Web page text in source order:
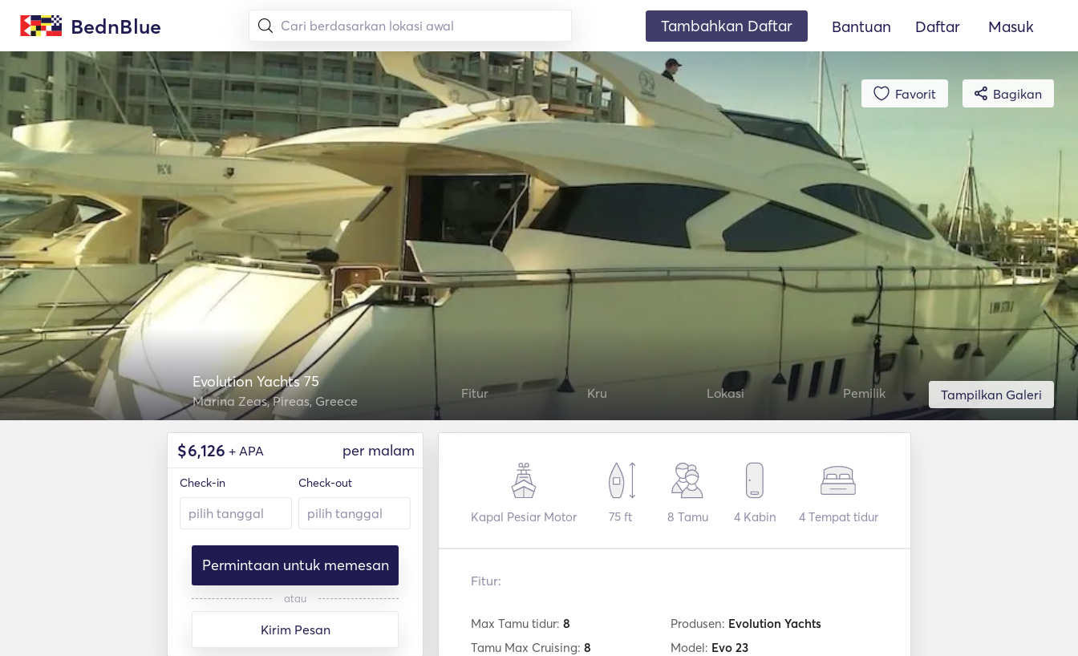
BednBlue Tambahkan Daftar Bantuan Daftar Masuk
Favorit Bagikan
Tampilkan Galeri
Evolution Yachts 75
Marina Zeas, Pireas, Greece Fitur Kru Lokasi Pemilik
$6,126 + APA per malam
Check-in Check-out
Permintaan untuk memesan
atau
Kirim Pesan
Kapal Pesiar Motor 75 ft 8 Tamu 4Kabin 4Tempat tidur
Fitur:
Max Tamu tidur: 8
Tamu Max Cruising: 8
Produsen: Evolution Yachts
Model: Evo 23